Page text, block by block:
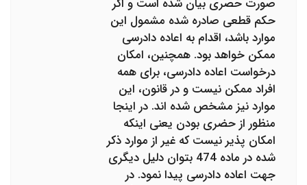
صورت حصری بیان شده است و اگر
حکم قطعی صادره شده مشمول این
موارد باشد، اقدام به اعاده دادرسی
ممکن خواهد بود. همچنین، امکان
درخواست اعاده دادرسی، برای همه
افراد ممکن نیست و در قانون، این
موارد نیز مشخص شده اند. در اینجا
منظور از حضری بودن یعنی اینکه
امکان پذیر نیست که غیر از موارد ذکر
شده در ماده 474 بتوان دلیل دیگری
جهت اعاده دادرسی پیدا نمود. در